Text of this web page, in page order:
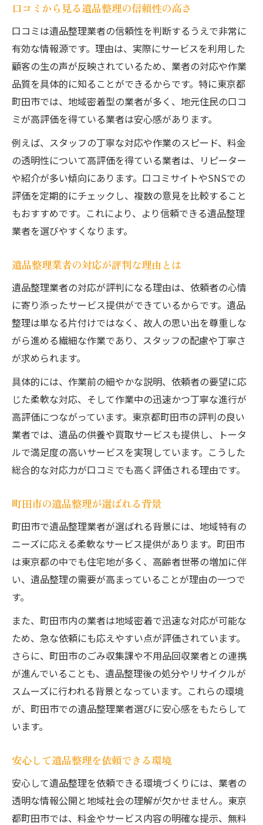
評判の遺品整理業者を口コミで見極める
口コミと遺品整理業者の質の関係性
安心を重視した遺品整理のサービス特徴
安心の遺品整理サービスが人気の理由
遺品整理で信頼されるサービス内容とは
安心感がある遺品整理サービスの選び方
遺品整理サービスの特徴と選択の基準
スタッフ対応が安心な遺品整理の魅力
遺品整理に不安がある方でも使いやすい方法
遺品整理の不安を解消するサービス利用法
遺品整理初心者にもわかりやすい進め方
遺品整理の心理的負担を減らす工夫
遺品整理で困った時のサポート体制紹介
口コミから見る遺品整理の信頼性の高さ
口コミは遺品整理業者の信頼性を判断するうえで非常に
有効な情報源です。理由は、実際にサービスを利用した
顧客の生の声が反映されているため、業者の対応や作業
品質を具体的に知ることができるからです。特に東京都
町田市では、地域密着型の業者が多く、地元住民の口コ
ミが高評価を得ている業者は安心感があります。
例えば、スタッフの丁寧な対応や作業のスピード、料金
の透明性について高評価を得ている業者は、リピーター
や紹介が多い傾向にあります。口コミサイトやSNSでの
評価を定期的にチェックし、複数の意見を比較すること
もおすすめです。これにより、より信頼できる遺品整理
業者を選びやすくなります。
遺品整理業者の対応が評判な理由とは
遺品整理業者の対応が評判になる理由は、依頼者の心情
に寄り添ったサービス提供ができているからです。遺品
整理は単なる片付けではなく、故人の思い出を尊重しな
がら進める繊細な作業であり、スタッフの配慮や丁寧さ
が求められます。
具体的には、作業前の細やかな説明、依頼者の要望に応
じた柔軟な対応、そして作業中の迅速かつ丁寧な進行が
高評価につながっています。東京都町田市の評判の良い
業者では、遺品の供養や買取サービスも提供し、トータ
ルで満足度の高いサービスを実現しています。こうした
総合的な対応力が口コミでも高く評価される理由です。
町田市の遺品整理が選ばれる背景
町田市で遺品整理業者が選ばれる背景には、地域特有の
ニーズに応える柔軟なサービス提供があります。町田市
は東京都の中でも住宅地が多く、高齢者世帯の増加に伴
い、遺品整理の需要が高まっていることが理由の一つで
す。
また、町田市内の業者は地域密着で迅速な対応が可能な
ため、急な依頼にも応えやすい点が評価されています。
さらに、町田市のごみ収集課や不用品回収業者との連携
が進んでいることも、遺品整理後の処分やリサイクルが
スムーズに行われる背景となっています。これらの環境
が、町田市での遺品整理業者選びに安心感をもたらして
います。
安心して遺品整理を依頼できる環境
安心して遺品整理を依頼できる環境づくりには、業者の
透明な情報公開と地域社会の理解が欠かせません。東京
都町田市では、料金やサービス内容の明確な提示、無料